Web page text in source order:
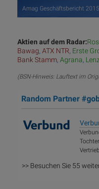
Amag Geschäftsbericht
Aktien auf dem Radar:
Bawag, ATX NTR, Erste
Bank Stamm, Agrana,
(BSN-Hinweis: Lauftext im
Random Partner
>> Besuchen Sie 55